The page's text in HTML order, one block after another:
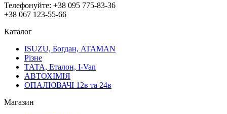
Телефонуйте: +38 095 775-83-36
+38 067 123-55-66
Каталог
ISUZU, Богдан, ATAMAN
Різне
ТАТА, Еталон, I-Van
АВТОХІМІЯ
ОПАЛЮВАЧІ 12в та 24в
Магазин